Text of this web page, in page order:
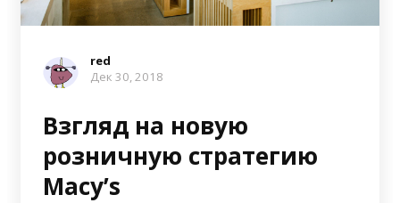
red
Дек 30, 2018
Взгляд на новую
розничную стратегию
Macy’s